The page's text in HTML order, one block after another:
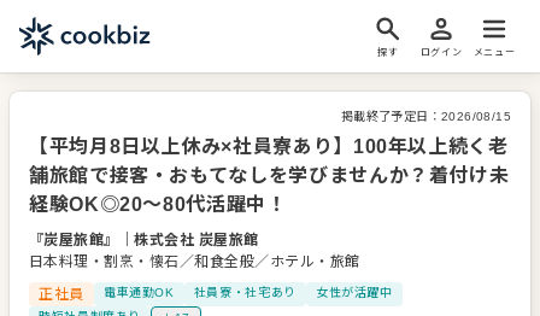
探す ログイン メニュー
掲載終了予定日： 2026/08/15
【平均月8日以上休み×社員寮あり】100年以上続く老
舗旅館で接客・おもてなしを学びませんか？着付け未
経験OK◎20～80代活躍中！
『炭屋旅館』 ｜株式会社 炭屋旅館
日本料理・割烹・懐石／和食全般／ホテル・旅館
正社員
電車通勤OK 社員寮・社宅あり
女性が活躍中